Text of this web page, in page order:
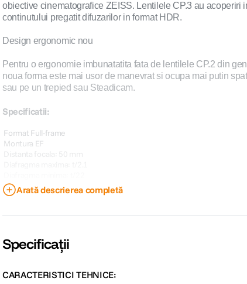
obiective cinematografice ZEISS. Lentilele CP.3 au acoperiri
continutului pregatit difuzarilor in format HDR.
Design ergonomic nou
Pentru o ergonomie imbunatatita fata de lentilele CP.2 din
noua forma este mai usor de manevrat si ocupa mai putin
sau pe un trepied sau Steadicam.
Specificatii:
 Format Full-frame
 Montura EF
 Distanta focala: 50 mm
 Nr. lamele diafragma: 14
 Inel de control al irisului
Arată descrierea completă
Specificații
CARACTERISTICI TEHNICE: